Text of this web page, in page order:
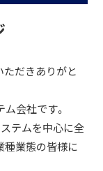
だきありがと
会社です。
テムを中心に全
種業態の皆様に